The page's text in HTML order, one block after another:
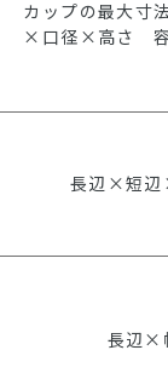
カップの最大寸
×口径×高さ 容
長辺×短
長辺×